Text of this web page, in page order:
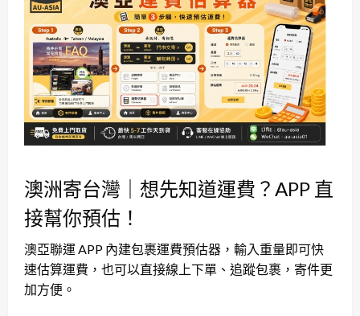
澳洲寄台灣｜想先知道運費？APP 直
接幫你預估！
澳亞聯運 APP 內建包裹運費預估器，輸入重量即可快
速估算運費，也可以直接線上下單、追蹤包裹，寄件更
加方便。